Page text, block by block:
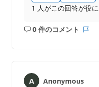
1 人がこの回答が役
0 件のコメント
コ
ト
あ
ト
Anonymous